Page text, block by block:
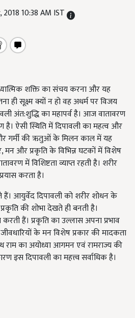
10:38 AM IST
शक्ति का संचय करना और यह
ही सूक्ष्म क्यों न हो वह अधर्म पर विजय
अंत:शुद्धि का महापर्व है। आज वातावरण
है। ऐसी स्थिति में दिपावली का महत्व और
गर्मी की ऋतुओं के मिलन काल में यह
मन और प्रकृति के विभिन्न घटकों में विशेष
में विशिष्टता व्याप्त रहती है। शरीर
करता है।
हैं। आयुर्वेद दिपावली को शरीर शोधन के
की शोभा देखते ही बनती है।
हैं। प्रकृति का उल्लास अपना प्रभाव
के मन विशेष प्रकार की मादकता
राम का अयोध्या आगमन एवं रामराज्य की
इस दिपावली का महत्त्व सर्वाधिक है।